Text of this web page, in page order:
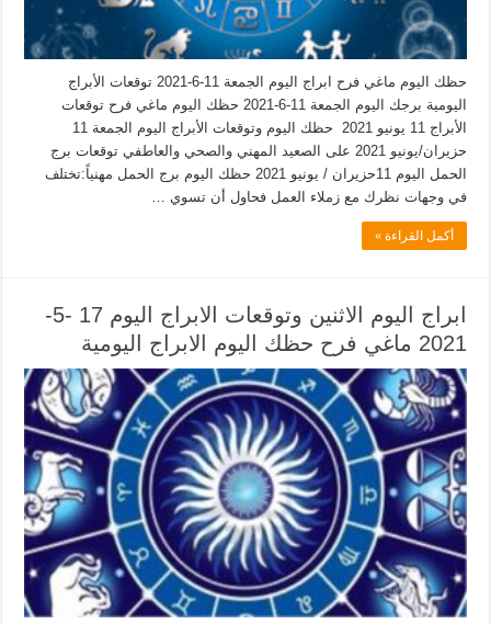
حظك اليوم ماغي فرح ابراج اليوم الجمعة 11-6-2021 توقعات الأبراج
اليومية برجك اليوم الجمعة 11-6-2021 حظك اليوم ماغي فرح توقعات
الأبراج 11 يونيو 2021‎ حظك اليوم وتوقعات الأبراج اليوم الجمعة 11
حزيران/يونيو 2021‎ على الصعيد المهني والصحي والعاطفي توقعات برج
الحمل اليوم 11حزيران / يونيو 2021 حظك اليوم برج الحمل مهنياً:تختلف
في وجهات نظرك مع زملاء العمل فحاول أن تسوي …
أكمل القراءة »
ابراج اليوم الاثنين وتوقعات الابراج اليوم 17 -5-
2021 ماغي فرح حظك اليوم الابراج اليومية